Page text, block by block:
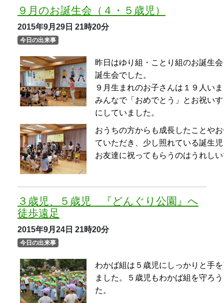
３歳児、５歳児 『どんぐり公園』へ
徒歩遠足
2015年9月24日21時20分
今日の出来事
わかば組は５歳児にしっかりと手
た。
敬老の日に寄せて（５歳児ゆり組すみ
れ組）
2015年9月24日21時20分
今日の出来事
年長組が敬老の日に向けて、自分